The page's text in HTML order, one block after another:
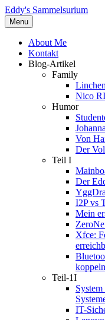
Eddy's Sammelsurium
Menu
About Me
Kontakt
Blog-Artikel
Family
Nico
Humor
Von
Der
Teil I
Der
I2P vs
Mein
Xfce:
koppeln
Teil-1I
IT-